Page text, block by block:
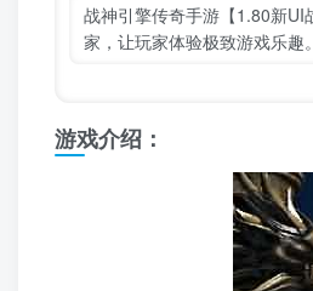
战神引擎传奇手游【1.80新
家，让玩家体验极致游戏乐趣。
游戏介绍：